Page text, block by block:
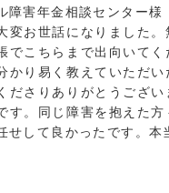
障害年金相談センター様
変お世話になりました
でこちらまで出向いて
かり易く教えていただ
ださりありがとうござ
す。同じ障害を抱えた
せして良かったです。